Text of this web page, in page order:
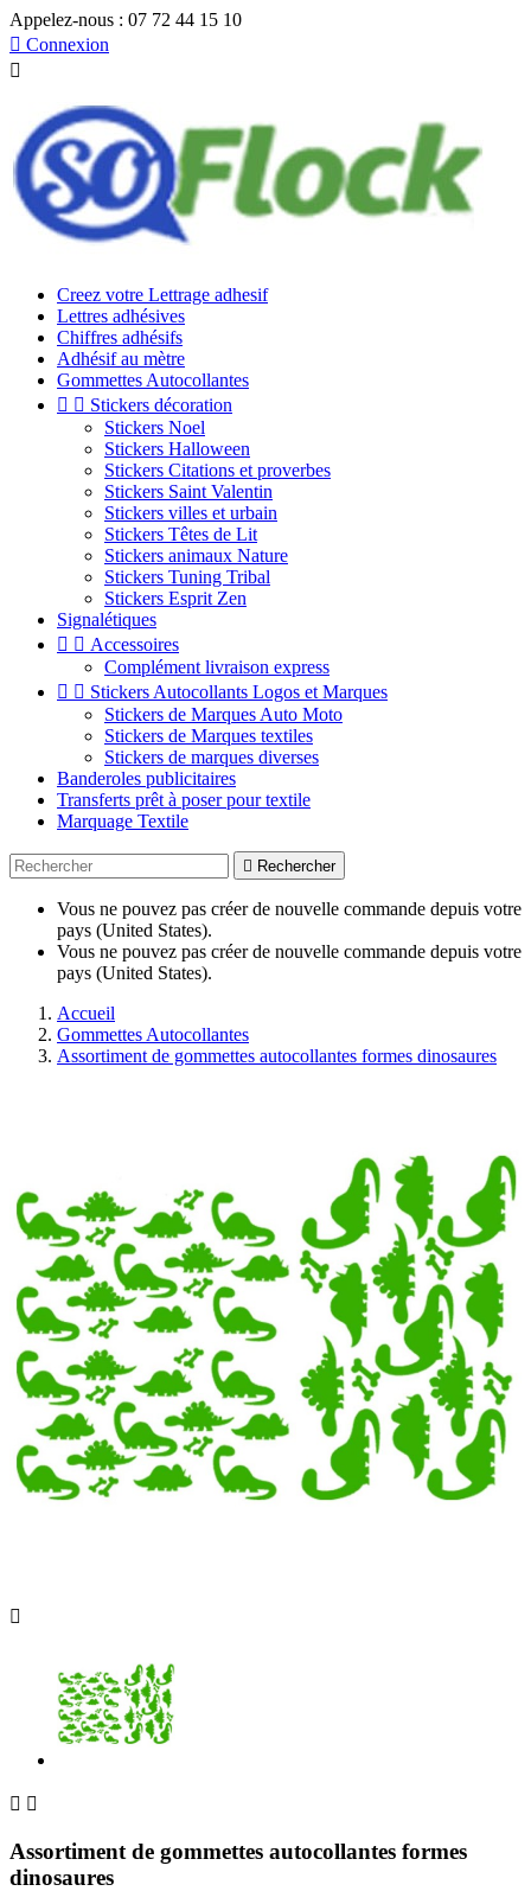
Appelez-nous : 07 72 44 15 10
 Connexion

Creez votre Lettrage adhesif
Lettres adhésives
Chiffres adhésifs
Adhésif au mètre
Gommettes Autocollantes
  Stickers décoration
Stickers Noel
Stickers Halloween
Stickers Citations et proverbes
Stickers Saint Valentin
Stickers villes et urbain
Stickers Têtes de Lit
Stickers animaux Nature
Stickers Tuning Tribal
Stickers Esprit Zen
Signalétiques
  Accessoires
Complément livraison express
  Stickers Autocollants Logos et Marques
Stickers de Marques Auto Moto
Stickers de Marques textiles
Stickers de marques diverses
Banderoles publicitaires
Transferts prêt à poser pour textile
Marquage Textile
 Rechercher
Vous ne pouvez pas créer de nouvelle commande depuis votre
pays (United States).
Vous ne pouvez pas créer de nouvelle commande depuis votre
pays (United States).
Accueil
Gommettes Autocollantes
Assortiment de gommettes autocollantes formes dinosaures

 
Assortiment de gommettes autocollantes formes
dinosaures